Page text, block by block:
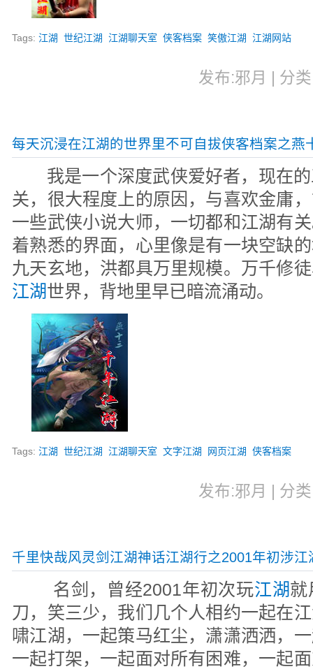
Tags:江湖 世纪江湖 江湖聊天室 侠客档案 笑傲江湖 江湖网站
发布:邪月 | 分
每天沉浸在江湖的世界里不可自拔侠客档案之燕
我是一个深度武侠爱好者，现在
关，很大程度上的原因，与喜欢金庸
一些武侠小说大师，一切都和江湖有
着熟悉的界面，心里像是有一块空缺
九天玄地，洪都具万里规模。万千修
江湖世界，背地里早已暗流涌动。
Tags:江湖 世纪江湖 江湖聊天室 文字江湖 网页江湖 侠客档案
发布:邪月 | 分
千里快哉风灵剑江湖神话江湖行之2001年初涉江
名剑，曾经2001年初次玩江湖就
刀，笑三少，我们几个人相约一起在
啸江湖，一起策马红尘，潇潇洒洒，
一起打架，一起面对所有困难，一起